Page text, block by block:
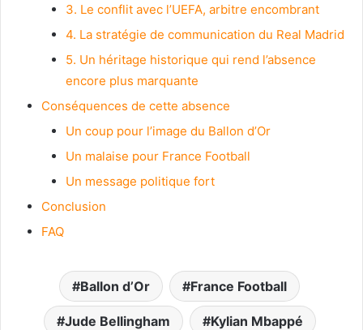
3. Le conflit avec l’UEFA, arbitre encombrant
4. La stratégie de communication du Real Madrid
5. Un héritage historique qui rend l’absence
encore plus marquante
Conséquences de cette absence
Un coup pour l’image du Ballon d’Or
Un malaise pour France Football
Un message politique fort
Conclusion
FAQ
Ballon d’Or France Football
Jude Bellingham Kylian Mbappé